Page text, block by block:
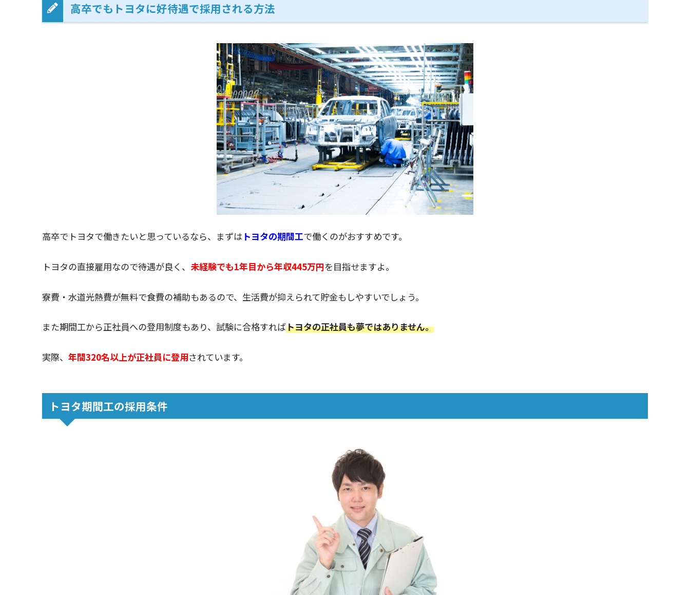
高卒でもトヨタに好待遇で採用される方法
高卒でトヨタで働きたいと思っているなら、まずは トヨタの期間工で働くのがおすすめです。
トヨタの直接雇用なので待遇が良く、 未経験でも1年目から年収445万円を目指せますよ。
寮費・水道光熱費が無料で食費の補助もあるので、生活費が抑えられて貯金もしやすいでしょう。
また期間工から正社員への登用制度もあり、試験に合格すればトヨタの正社員も夢ではありません。
実際、 年間320名以上が正社員に登用されています。
トヨタ期間工の採用条件